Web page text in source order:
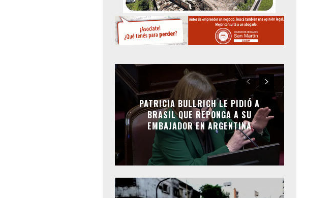
PATRICIA BULLRICH LE PIDIÓ A
BRASIL QUE REPONGA A SU
EMBAJADOR EN ARGENTINA